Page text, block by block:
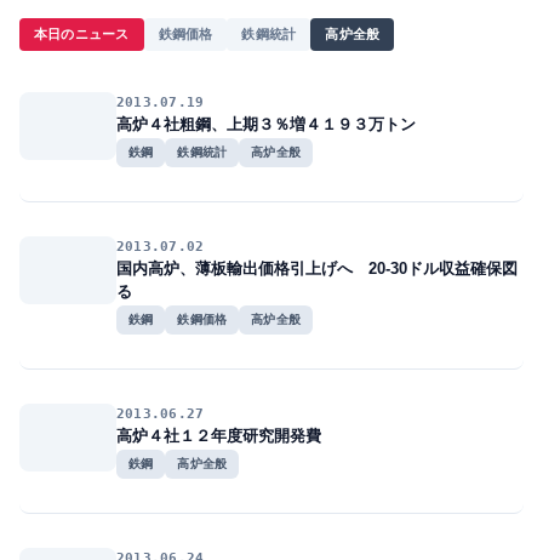
本日のニュース 鉄鋼価格 鉄鋼統計 高炉全般
2013.07.19
高炉４社粗鋼、上期３％増４１９３万トン
鉄鋼 鉄鋼統計 高炉全般
2013.07.02
国内高炉、薄板輸出価格引上げへ 20-30ドル収益確保図
る
鉄鋼 鉄鋼価格 高炉全般
2013.06.27
高炉４社１２年度研究開発費
鉄鋼 高炉全般